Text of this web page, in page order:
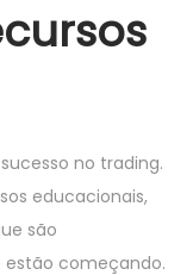
no trading.
educacionais,
são
começando.